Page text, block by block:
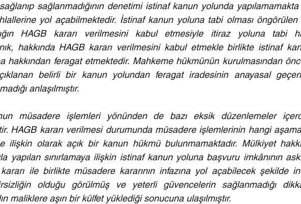
sağlanmadığının denetimi istinaf kanun yolunda
yol açabilmektedir. İstinaf kanun yoluna tabi olması öngörülen
HAGB kararı verilmesini kabul etmesiyle itiraz yoluna tabi
hakkında HAGB kararı verilmesini kabul etmekle birlikte istinaf
hakkından feragat etmektedir. Mahkeme hükmünün kurulmasından
belirli bir kanun yolundan feragat iradesinin anayasal
anlaşılmıştır.
müsadere işlemleri yönünden de bazı eksik düzenlemeler
HAGB kararı verilmesi durumunda müsadere işlemlerinin hangi
ilişkin olarak açık bir kanun hükmü bulunmamaktadır. Mülkiyet
yapılan sınırlamaya ilişkin istinaf kanun yoluna başvuru imkânının
ile birlikte müsadere kararının infazına yol açabilecek şekilde
olduğu görülmüş ve yeterli güvencelerin sağlanmadığı
maliklere aşırı bir külfet yüklediği sonucuna ulaşılmıştır.